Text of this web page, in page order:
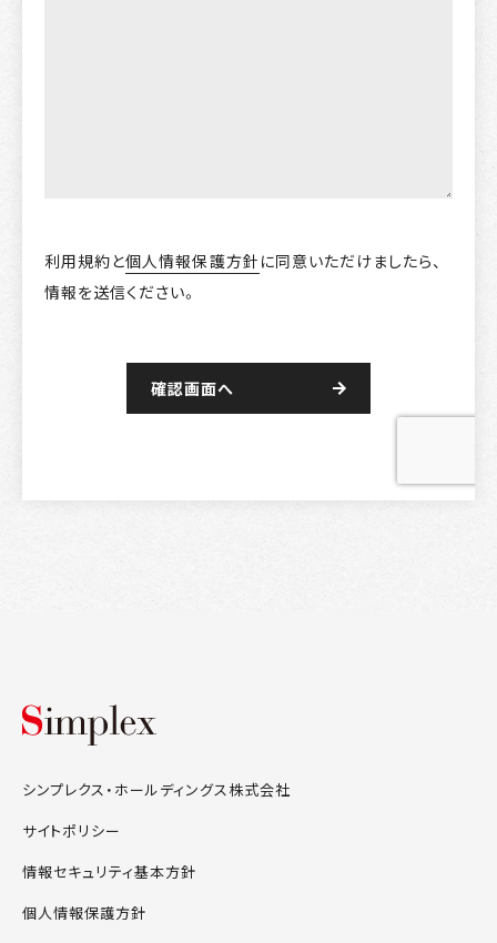
シンプレクス・ホールディングス株式会社
サイトポリシー
情報セキュリティ基本方針
個人情報保護方針